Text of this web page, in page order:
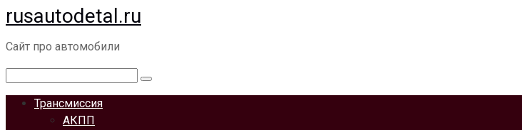
Перейти
к
контенту
rusautodetal.ru
Сайт про автомобили
Трансмиссия
АКПП